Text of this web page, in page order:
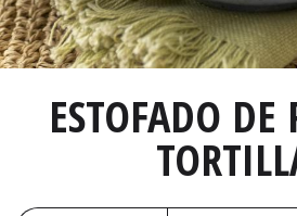
ESTOFADO DE